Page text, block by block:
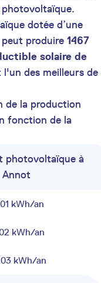
photovoltaïque.
dotée d’une
produire 1467
solaire de
l'un des meilleurs de
de la production
fonction de la
photovoltaïque à
Annot
kWh/an
kWh/an
kWh/an